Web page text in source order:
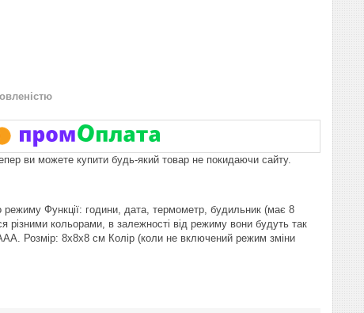
ви можете купити будь-який товар не покидаючи сайту.
режиму Функції: години, дата, термометр, будильник (має 8
різними кольорами, в залежності від режиму вони будуть так
Розмір: 8х8х8 см Колір (коли не включений режим зміни